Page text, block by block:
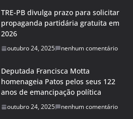
TRE-PB divulga prazo para solicitar
propaganda partidária gratuita em
2026
outubro 24, 2025 nenhum comentário
Deputada Francisca Motta
homenageia Patos pelos seus 122
anos de emancipação política
outubro 24, 2025 nenhum comentário